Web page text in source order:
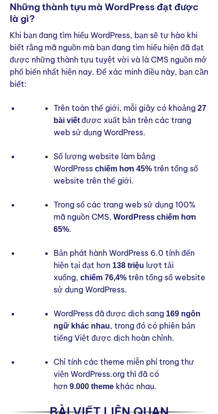
Những thành tựu mà WordPress đạt được
là gì?
Khi bạn đang tìm hiểu WordPress, bạn sẽ tự hào khi
biết rằng mã nguồn mà bạn đang tìm hiểu hiện đã đạt
được những thành tựu tuyệt vời và là CMS nguồn mở
phổ biến nhất hiện nay. Để xác minh điều này, bạn cần
biết:
Trên toàn thế giới, mỗi giây có khoảng 27
bài viếtđược xuất bản trên các trang
web sử dụng WordPress.
Số lượng website làm bằng
WordPress chiếm hơn 45%trên tổng số
website trên thế giới.
Trong số các trang web sử dụng 100%
mã nguồn CMS, WordPress chiếm hơn
65%.
Bản phát hành WordPress 6.0 tính đến
hiện tại đạt hơn 138 triệu lượt tải
xuống, chiếm 76,4%trên tổng số website
sử dụng WordPress.
WordPress đã được dịch sang 169 ngôn
ngữ khác nhau, trong đó có phiên bản
tiếng Việt được dịch hoàn chỉnh.
Chỉ tính các theme miễn phí trong thư
viện WordPress.org thì đã có
hơn 9.000 themekhác nhau.